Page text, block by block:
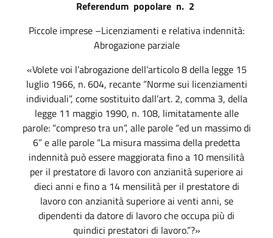
Referendum popolare n. 2
Piccole imprese –Licenziamenti e relativa indennità:
Abrogazione parziale
«Volete voi l’abrogazione dell’articolo 8 della legge 15
luglio 1966, n. 604, recante “Norme sui licenziamenti
individuali”, come sostituito dall’art. 2, comma 3, della
legge 11 maggio 1990, n. 108, limitatamente alle
parole: “compreso tra un”, alle parole “ed un massimo di
6” e alle parole “La misura massima della predetta
indennità può essere maggiorata fino a 10 mensilità
per il prestatore di lavoro con anzianità superiore ai
dieci anni e fino a 14 mensilità per il prestatore di
lavoro con anzianità superiore ai venti anni, se
dipendenti da datore di lavoro che occupa più di
quindici prestatori di lavoro.”?»